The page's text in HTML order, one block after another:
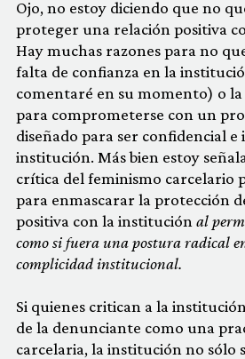
Ojo, no estoy diciendo que no
proteger una relación positiva
Hay muchas razones para no
falta de confianza en la
comentaré en su momento) o
para comprometerse con un
diseñado para ser confidencial e
institución. Más bien estoy
crítica del feminismo carcelario
para enmascarar la protección
positiva con la institución al
como si fuera una postura radical
complicidad institucional.
Si quienes critican a la
de la denunciante como una
carcelaria, la institución no sólo